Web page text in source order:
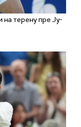
на терену пре Ју-